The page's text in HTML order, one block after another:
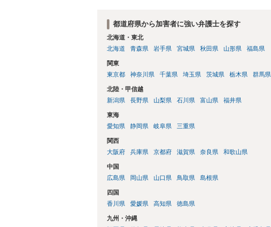
都道府県から加害者に強い弁護士を探す
北海道・東北
北海道
青森県 岩手県 宮城県 秋田県 山形県 福島県
関東
東京都
神奈川県 千葉県 埼玉県 茨城県 栃木県 群馬県
北陸・甲信越
新潟県
長野県 山梨県 石川県 富山県 福井県
東海
愛知県
静岡県 岐阜県 三重県
関西
大阪府
兵庫県 京都府 滋賀県 奈良県 和歌山県
中国
広島県
岡山県 山口県 鳥取県 島根県
四国
香川県
愛媛県 高知県 徳島県
九州・沖縄